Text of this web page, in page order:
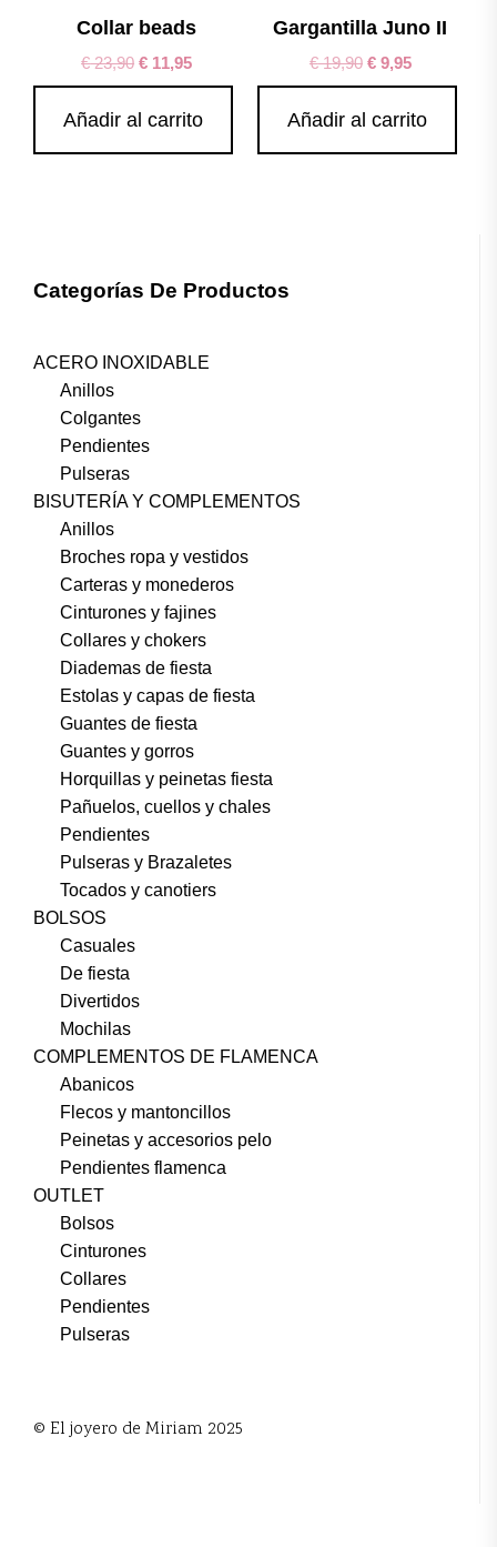
Collar beads
€23,90 € 11,95
Añadir al carrito
Gargantilla Juno II
€19,90 €9,95
Añadir al carrito
Categorías De Productos
ACERO INOXIDABLE
Anillos
Colgantes
Pendientes
Pulseras
BISUTERÍA Y COMPLEMENTOS
Anillos
Broches ropa y vestidos
Carteras y monederos
Cinturones y fajines
Collares y chokers
Diademas de fiesta
Estolas y capas de fiesta
Guantes de fiesta
Guantes y gorros
Horquillas y peinetas fiesta
Pañuelos, cuellos y chales
Pendientes
Pulseras y Brazaletes
Tocados y canotiers
BOLSOS
Casuales
De fiesta
Divertidos
Mochilas
COMPLEMENTOS DE FLAMENCA
Abanicos
Flecos y mantoncillos
Peinetas y accesorios pelo
Pendientes flamenca
OUTLET
Bolsos
Cinturones
Collares
Pendientes
Pulseras
© El joyero de Miriam 2025